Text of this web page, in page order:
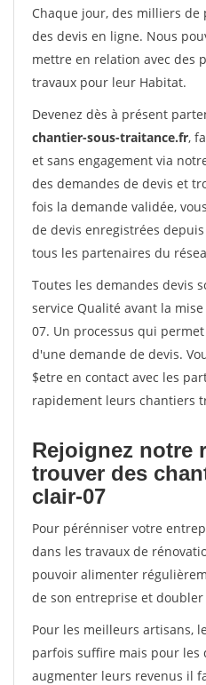
Chaque jour, des milliers
des devis en ligne. Nous
mettre en relation avec des
travaux pour leur Habitat.
Devenez dès à présent
chantier-sous-traitance.fr,
et sans engagement via
des demandes de devis et
fois la demande validée,
de devis enregistrées
tous les partenaires du
Toutes les demandes devis
service Qualité avant la
07. Un processus qui
d'une demande de devis.
$etre en contact avec les
rapidement leurs chantiers
Rejoignez notre
trouver des
clair-07
Pour pérénniser votre
dans les travaux de
pouvoir alimenter
de son entreprise et
Pour les meilleurs artisans,
parfois suffire mais pour les
augmenter leurs revenus il